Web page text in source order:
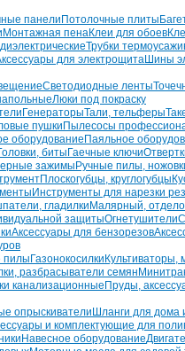
панели Потолочные плиты
Монтажная пенаКлеи для обоев
Трубки
для электрощитаШины
Светодиодные ленты
Люки под покраску
ГенераторыТали, тельферы
пушки Пылесосы
оборудование Паяльное
биты Гаечные ключи
зажимы Ручные пилы,
Плоскогубцы, круглогубцы
Инструменты для нарезки
гладилки Малярный,
защитыОгнетушители
Аксессуары для бензорезов
пилы Газонокосилки Культиваторы,
разбрасыватели семян
канализационные Пруды,
опрыскиватели Шланги для дома
и комплектующие для
Навесное оборудование